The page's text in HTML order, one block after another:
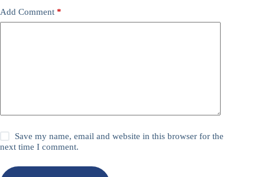
Add Comment *
Save my name, email and website in this browser for the
next time I comment.